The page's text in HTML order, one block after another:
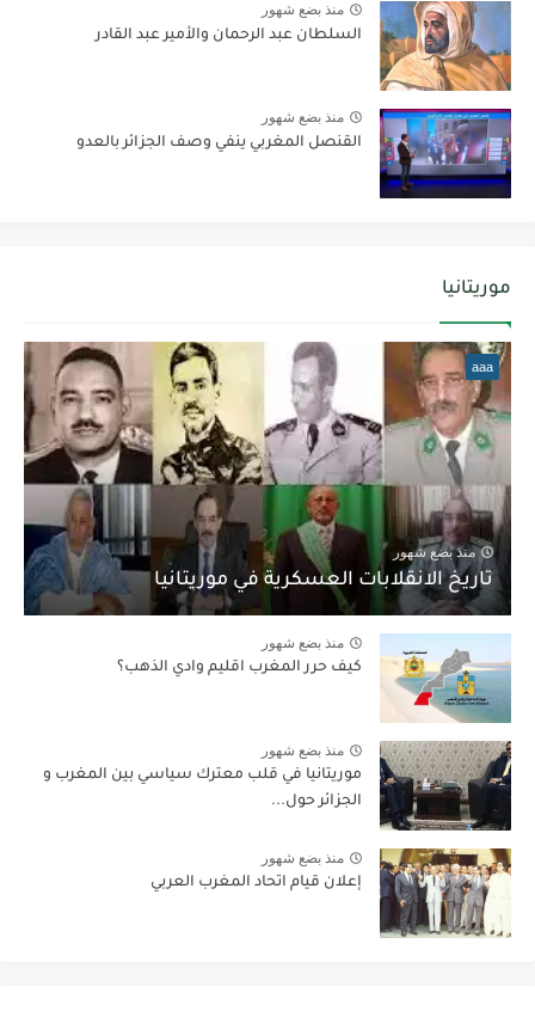
منذ بضع شهور
السلطان عبد الرحمان والأمير عبد القادر
منذ بضع شهور
القنصل المغربي ينفي وصف الجزائر بالعدو
موريتانيا
aaa
منذ بضع شهور
تاريخ الانقلابات العسكرية في موريتانيا
منذ بضع شهور
كيف حرر المغرب اقليم وادي الذهب؟
منذ بضع شهور
موريتانيا في قلب معترك سياسي بين المغرب و
الجزائر حول...
منذ بضع شهور
إعلان قيام اتحاد المغرب العربي